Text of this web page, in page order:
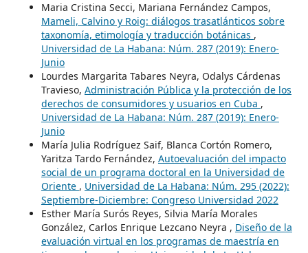
Maria Cristina Secci, Mariana Fernández Campos,
Mameli, Calvino y Roig: diálogos trasatlánticos sobre
taxonomía, etimología y traducción botánicas ,
Universidad de La Habana: Núm. 287 (2019): Enero-
Junio
Lourdes Margarita Tabares Neyra, Odalys Cárdenas
Travieso, Administración Pública y la protección de los
derechos de consumidores y usuarios en Cuba ,
Universidad de La Habana: Núm. 287 (2019): Enero-
Junio
María Julia Rodríguez Saif, Blanca Cortón Romero,
Yaritza Tardo Fernández, Autoevaluación del impacto
social de un programa doctoral en la Universidad de
Oriente , Universidad de La Habana: Núm. 295 (2022):
Septiembre-Diciembre: Congreso Universidad 2022
Esther María Surós Reyes, Silvia María Morales
González, Carlos Enrique Lezcano Neyra , Diseño de la
evaluación virtual en los programas de maestría en